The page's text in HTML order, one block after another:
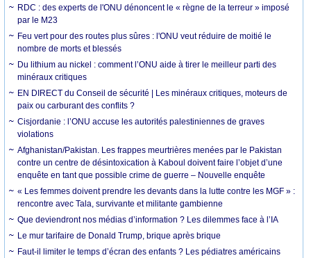
RDC : des experts de l'ONU dénoncent le « règne de la terreur » imposé
par le M23
Feu vert pour des routes plus sûres : l'ONU veut réduire de moitié le
nombre de morts et blessés
Du lithium au nickel : comment l’ONU aide à tirer le meilleur parti des
minéraux critiques
EN DIRECT du Conseil de sécurité | Les minéraux critiques, moteurs de
paix ou carburant des conflits ?
Cisjordanie : l’ONU accuse les autorités palestiniennes de graves
violations
Afghanistan/Pakistan. Les frappes meurtrières menées par le Pakistan
contre un centre de désintoxication à Kaboul doivent faire l’objet d’une
enquête en tant que possible crime de guerre – Nouvelle enquête
« Les femmes doivent prendre les devants dans la lutte contre les MGF » :
rencontre avec Tala, survivante et militante gambienne
Que deviendront nos médias d’information ? Les dilemmes face à l’IA
Le mur tarifaire de Donald Trump, brique après brique
Faut-il limiter le temps d’écran des enfants ? Les pédiatres américains